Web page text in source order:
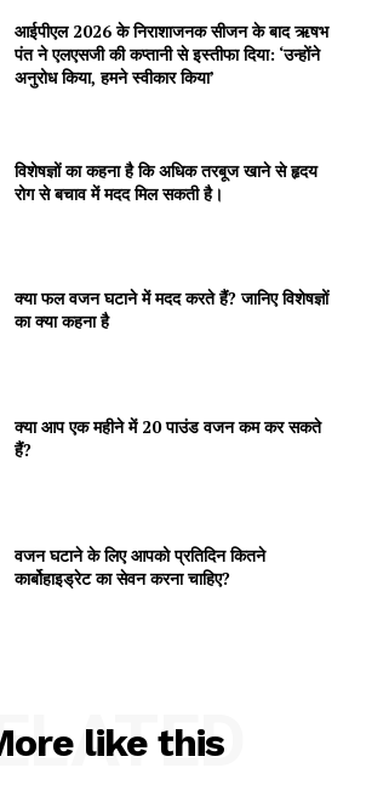
आईपीएल 2026 के निराशाजनक सीजन के बाद ऋषभ
पंत ने एलएसजी की कप्तानी से इस्तीफा दिया: ‘उन्होंने
अनुरोध किया, हमने स्वीकार किया’
विशेषज्ञों का कहना है कि अधिक तरबूज खाने से हृदय
रोग से बचाव में मदद मिल सकती है।
क्या फल वजन घटाने में मदद करते हैं? जानिए विशेषज्ञों
का क्या कहना है
क्या आप एक महीने में 20 पाउंड वजन कम कर सकते
हैं?
वजन घटाने के लिए आपको प्रतिदिन कितने
कार्बोहाइड्रेट का सेवन करना चाहिए?
like this